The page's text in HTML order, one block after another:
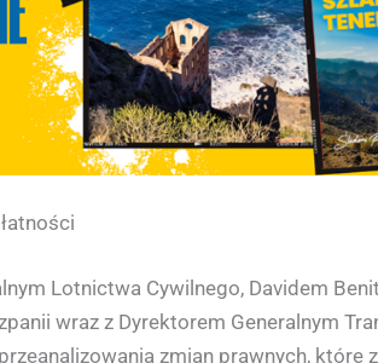
Lotnictwa Cywilnego, Davidem
wraz z Dyrektorem Generalnym
zmian prawnych,